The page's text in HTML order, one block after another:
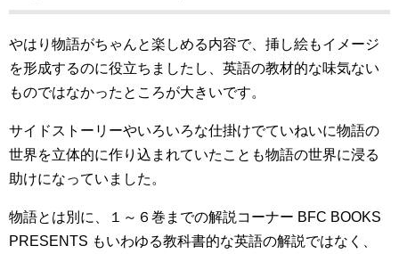
やはり物語がちゃんと楽しめる内容で、挿し絵もイメージ
を形成するのに役立ちましたし、英語の教材的な味気ない
ものではなかったところが大きいです。
サイドストーリーやいろいろな仕掛けでていねいに物語の
世界を立体的に作り込まれていたことも物語の世界に浸る
助けになっていました。
物語とは別に、１～６巻までの解説コーナー BFC BOOKS
PRESENTS もいわゆる教科書的な英語の解説ではなく、